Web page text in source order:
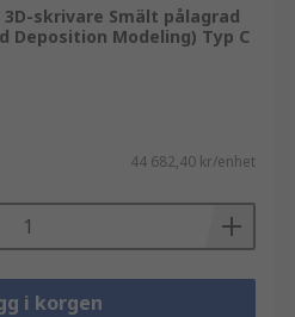
skrivare Smält pålagrad
Deposition Modeling) Typ C
44 682,40 kr/enhet
i korgen